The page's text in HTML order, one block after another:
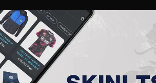
KLUB AKADEMIJA ŽENSKI TIM